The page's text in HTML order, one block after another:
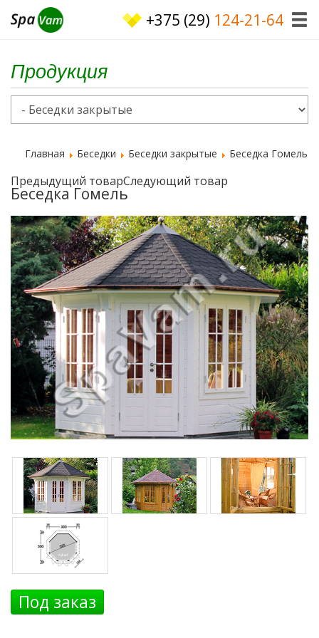
+375 (29) 124-21-64
Продукция
Главная Беседки Беседки закрытые Беседка Гомель
Предыдущий товарСледующий товар
Беседка Гомель
Под заказ